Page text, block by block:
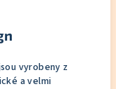
vyrobeny z
a velmi